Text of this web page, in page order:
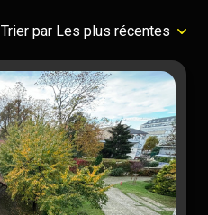
Trier par Les plus récentes